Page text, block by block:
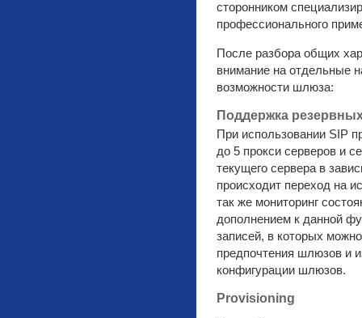
сторонником
профессионального
После разбора общих
внимание на отдельные
возможности шлюза:
Поддержка
При использовании SIP
до 5 прокси серверов и
текущего сервера в
происходит переход на
так же мониторинг
дополнением к данной
записей, в которых
предпочтения шлюзов и
конфигурации шлюзов.
Provisioning